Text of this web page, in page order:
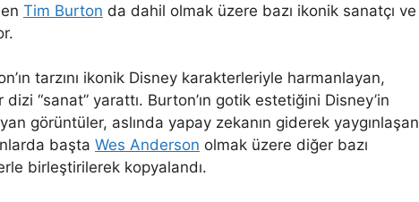
Tim Burton da dahil olmak üzere bazı ikonik sanatçı ve
tarzını ikonik Disney karakterleriyle harmanlayan,
“sanat” yarattı. Burton’ın gotik estetiğini Disney’in
görüntüler, aslında yapay zekanın giderek yaygınlaşan
başta Wes Anderson olmak üzere diğer bazı
birleştirilerek kopyalandı.